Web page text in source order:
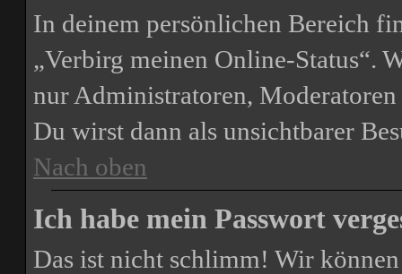
In deinem persönlichen Bereich
„Verbirg meinen Online-Status“.
nur Administratoren,
Du wirst dann als unsichtbarer
Nach oben
Ich habe mein Passwort
Das ist nicht schlimm! Wir